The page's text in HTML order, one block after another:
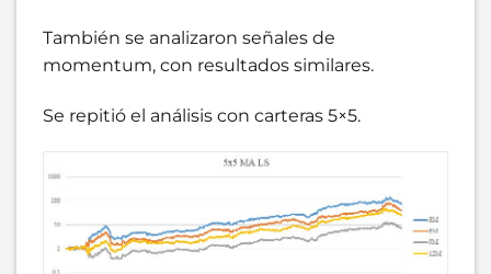
También se analizaron señales de
momentum, con resultados similares.
Se repitió el análisis con carteras 5×5.